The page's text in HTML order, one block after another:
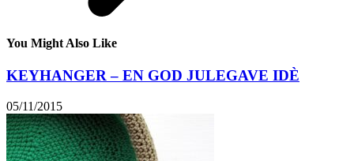
You Might Also Like
KEYHANGER – EN GOD JULEGAVE IDÈ
05/11/2015